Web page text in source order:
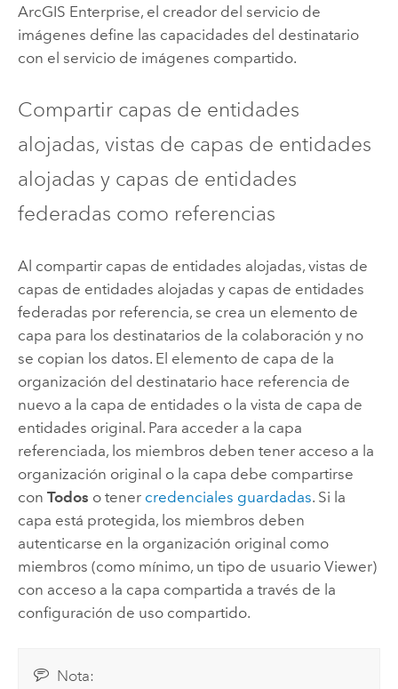
ArcGIS Enterprise, el creador del servicio de
imágenes define las capacidades del destinatario
con el servicio de imágenes compartido.
Compartir capas de entidades
alojadas, vistas de capas de entidades
alojadas y capas de entidades
federadas como referencias
Al compartir capas de entidades alojadas, vistas de
capas de entidades alojadas y capas de entidades
federadas por referencia, se crea un elemento de
capa para los destinatarios de la colaboración y no
se copian los datos. El elemento de capa de la
organización del destinatario hace referencia de
nuevo a la capa de entidades o la vista de capa de
entidades original. Para acceder a la capa
referenciada, los miembros deben tener acceso a la
organización original o la capa debe compartirse
con Todos o tener credenciales guardadas. Si la
capa está protegida, los miembros deben
autenticarse en la organización original como
miembros (como mínimo, un tipo de usuario Viewer)
con acceso a la capa compartida a través de la
configuración de uso compartido.
Nota: